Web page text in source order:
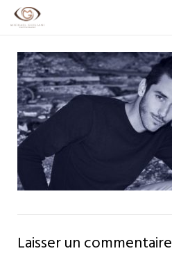
Accueil
Biographie
CV Artistique
Photographies
Les Artistes
Livre d’or
Laisser un commentaire